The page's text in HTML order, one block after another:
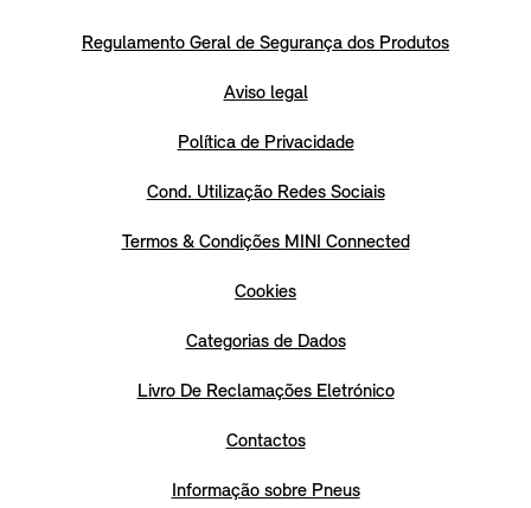
Regulamento Geral de Segurança dos Produtos
Aviso legal
Política de Privacidade
Cond. Utilização Redes Sociais
Termos & Condições MINI Connected
Cookies
Categorias de Dados
Livro De Reclamações Eletrónico
Contactos
Informação sobre Pneus